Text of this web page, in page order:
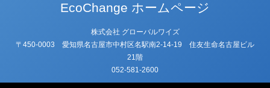
EcoChange ホームページ
株式会社 グローバルワイズ
〒450-0003 愛知県名古屋市中村区名駅南2-14-19 住友⽣命名古屋ビル
21階
052-581-2600